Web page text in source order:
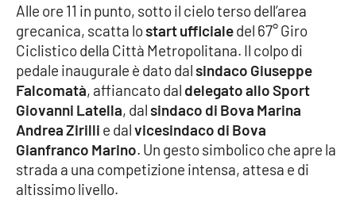
Alle ore 11 in punto, sotto il cielo terso dell’area
grecanica, scatta lostart ufficialedel 67° Giro
Ciclistico della Città Metropolitana. Il colpo di
pedale inaugurale è dato dalsindaco Giuseppe
Falcomatà, affiancato dal delegato allo Sport
Giovanni Latella, dalsindaco di Bova Marina
Andrea Zirilli e dalvicesindaco di Bova
Gianfranco Marino. Un gesto simbolico che apre la
strada a una competizione intensa, attesa e di
altissimo livello.